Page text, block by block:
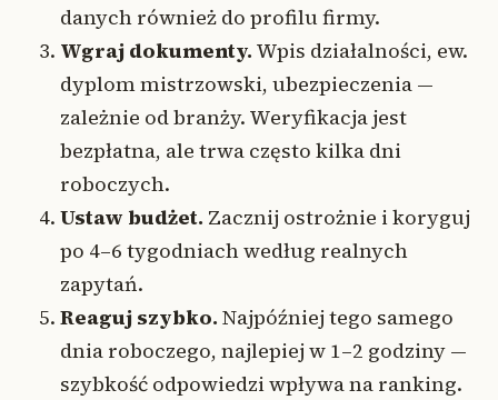
danych również do profilu firmy.
Wgraj dokumenty. Wpis działalności, ew.
dyplom mistrzowski, ubezpieczenia —
zależnie od branży. Weryfikacja jest
bezpłatna, ale trwa często kilka dni
roboczych.
Ustaw budżet. Zacznij ostrożnie i koryguj
po 4–6 tygodniach według realnych
zapytań.
Reaguj szybko. Najpóźniej tego samego
dnia roboczego, najlepiej w 1–2 godziny —
szybkość odpowiedzi wpływa na ranking.